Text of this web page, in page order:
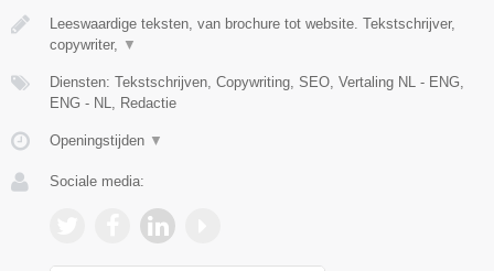
Leeswaardige teksten, van brochure tot website. Tekstschrijver,
copywriter, ▼
Diensten: Tekstschrijven, Copywriting, SEO, Vertaling NL - ENG,
ENG - NL, Redactie
Openingstijden ▼
Sociale media: